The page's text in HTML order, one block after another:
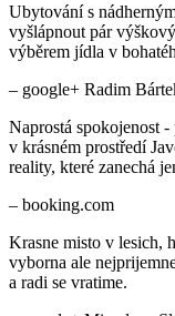
Ubytování s
vyšlápnout pár
výběrem jídla v
– google+ Radim
Naprostá spokojenost
v krásném prostředí
reality, které zanechá
– booking.com
Krasne misto v lesich,
vyborna ale
a radi se vratime.